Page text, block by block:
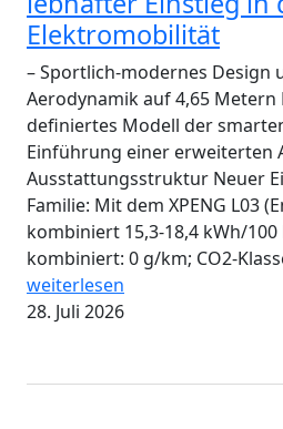
Elektromobilität
– Sportlich-modernes Design
Aerodynamik auf 4,65 Metern
definiertes Modell der
Einführung einer erweiterten
Ausstattungsstruktur Neuer
Familie: Mit dem XPENG L03
kombiniert 15,3-18,4 kWh/100
kombiniert: 0 g/km; CO2-
weiterlesen
28. Juli 2026